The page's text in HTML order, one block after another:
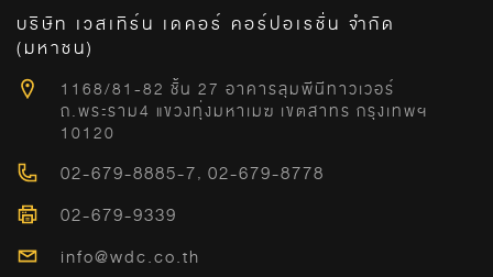
บริษัท เวสเทิร์น เดคอร์ คอร์ปอเรชั่น จำกัด
(มหาชน)
1168/81-82 ชั้น 27 อาคารลุมพีนีทาวเวอร์
ถ.พระราม4 แขวงทุ่งมหาเมฆ เขตสาทร กรุงเทพฯ
10120
02-679-8885-7, 02-679-8778
02-679-9339
info@wdc.co.th